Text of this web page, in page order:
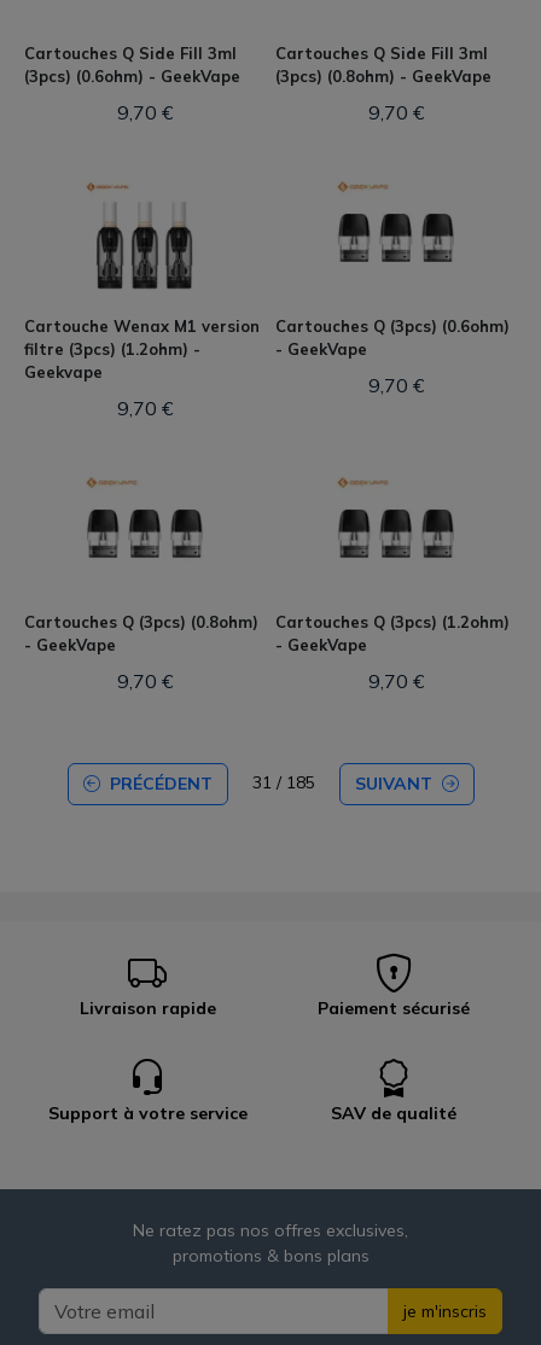
Cartouches Q Side Fill 3ml
(3pcs) (0.6ohm) - GeekVape
9,70 €
Cartouches Q Side Fill 3ml
(3pcs) (0.8ohm) - GeekVape
9,70 €
Cartouche Wenax M1 version
filtre (3pcs) (1.2ohm) -
Geekvape
9,70 €
Cartouches Q (3pcs) (0.6ohm)
- GeekVape
9,70 €
Cartouches Q (3pcs) (0.8ohm)
- GeekVape
9,70 €
Cartouches Q (3pcs) (1.2ohm)
- GeekVape
9,70 €
PRÉCÉDENT 31 / 185 SUIVANT
Livraison rapide Paiement sécurisé
Support à votre service SAV de qualité
Ne ratez pas nos offres exclusives,
promotions & bons plans
je m'inscris